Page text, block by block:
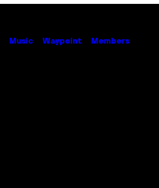
Music Waypoint Members